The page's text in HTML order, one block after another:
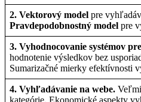
2.Vektorový modelpre
Pravdepodobnostný modelpre
3.Vyhodnocovanie systémov
hodnotenie výsledkov bez
Sumarizačné mierky efektívnosti
4.Vyhľadávanie na webe. Veľmi